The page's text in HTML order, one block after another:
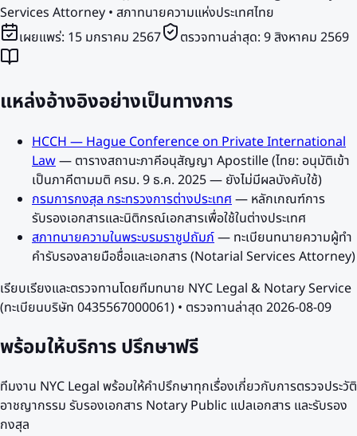
Services Attorney • สภาทนายความแห่งประเทศไทย
เผยแพร่: 15 มกราคม 2567 ตรวจทานล่าสุด: 9 สิงหาคม 2569
แหล่งอ้างอิงอย่างเป็นทางการ
HCCH — Hague Conference on Private International
Law— ตารางสถานะภาคีอนุสัญญา Apostille (ไทย: อนุมัติเข้า
เป็นภาคีตามมติ ครม. 9 ธ.ค. 2025 — ยังไม่มีผลบังคับใช้)
กรมการกงสุล กระทรวงการต่างประเทศ — หลักเกณฑ์การ
รับรองเอกสารและนิติกรณ์เอกสารเพื่อใช้ในต่างประเทศ
สภาทนายความในพระบรมราชูปถัมภ์— ทะเบียนทนายความผู้ทำ
คำรับรองลายมือชื่อและเอกสาร (Notarial Services Attorney)
เรียบเรียงและตรวจทานโดยทีมทนาย NYC Legal & Notary Service
(ทะเบียนบริษัท 0435567000061) • ตรวจทานล่าสุด 2026-08-09
พร้อมให้บริการปรึกษาฟรี
ทีมงาน NYC Legal พร้อมให้คำปรึกษาทุกเรื่องเกี่ยวกับการตรวจประวัติ
อาชญากรรม รับรองเอกสาร Notary Public แปลเอกสาร และรับรอง
กงสุล